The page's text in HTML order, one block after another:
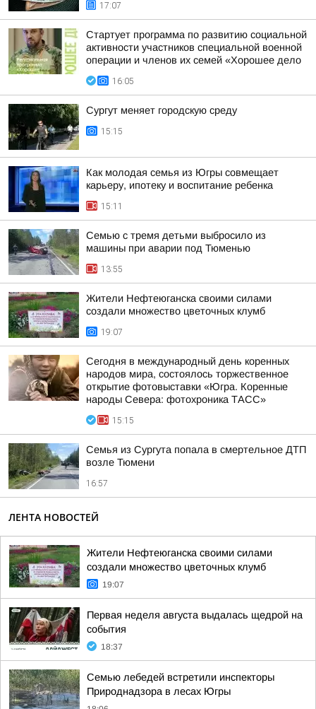
17:07
Стартует программа по развитию социальной
активности участников специальной военной
операции и членов их семей «Хорошее дело
16:05
Сургут меняет городскую среду
15:15
Как молодая семья из Югры совмещает
карьеру, ипотеку и воспитание ребенка
15:11
Семью с тремя детьми выбросило из
машины при аварии под Тюменью
13:55
Жители Нефтеюганска своими силами
создали множество цветочных клумб
19:07
Сегодня в международный день коренных
народов мира, состоялось торжественное
открытие фотовыставки «Югра. Коренные
народы Севера: фотохроника ТАСС»
15:15
Семья из Сургута попала в смертельное ДТП
возле Тюмени
16:57
ЛЕНТА НОВОСТЕЙ
Жители Нефтеюганска своими силами
создали множество цветочных клумб
19:07
Первая неделя августа выдалась щедрой на
события
18:37
Семью лебедей встретили инспекторы
Природнадзора в лесах Югры